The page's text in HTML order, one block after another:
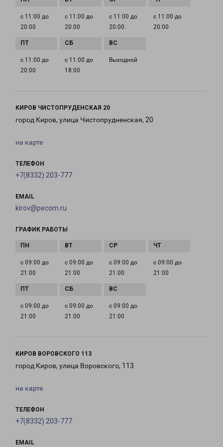
с 11:00 до
20:00
с 11:00 до
20:00
с 11:00 до
20:00
с 11:00 до
20:00
с 11:00 до
20:00
с 11:00 до
18:00
Выходной
КИРОВ ЧИСТОПРУДЕНСКАЯ 20
город Киров, улица Чистопрудненская, 20
на карте
ТЕЛЕФОН
+7(8332) 203-777
EMAIL
kirov@pecom.ru
ГРАФИК РАБОТЫ
с 09:00 до
21:00
с 09:00 до
21:00
с 09:00 до
21:00
с 09:00 до
21:00
с 09:00 до
21:00
с 09:00 до
21:00
с 09:00 до
21:00
КИРОВ ВОРОВСКОГО 113
город Киров, улица Воровского, 113
на карте
ТЕЛЕФОН
+7(8332) 203-777
EMAIL